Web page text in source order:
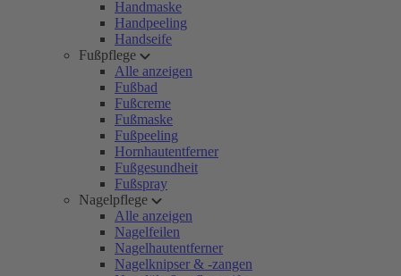
Handmaske
Handpeeling
Handseife
Fußpflege
Alle anzeigen
Fußbad
Fußcreme
Fußmaske
Fußpeeling
Hornhautentferner
Fußgesundheit
Fußspray
Nagelpflege
Alle anzeigen
Nagelfeilen
Nagelhautentferner
Nagelknipser & -zangen